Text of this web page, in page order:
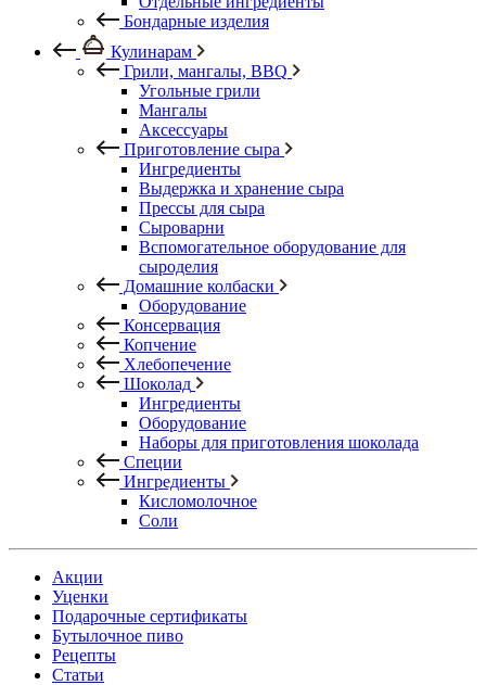
Бондарные изделия
Кулинарам
Грили, мангалы, BBQ
Угольные грили
Мангалы
Аксессуары
Приготовление сыра
Ингредиенты
Выдержка и хранение сыра
Прессы для сыра
Сыроварни
Вспомогательное оборудование для
сыроделия
Домашние колбаски
Оборудование
Консервация
Копчение
Хлебопечение
Шоколад
Ингредиенты
Оборудование
Наборы для приготовления шоколада
Специи
Ингредиенты
Кисломолочное
Соли
Акции
Уценки
Подарочные сертификаты
Бутылочное пиво
Рецепты
Статьи